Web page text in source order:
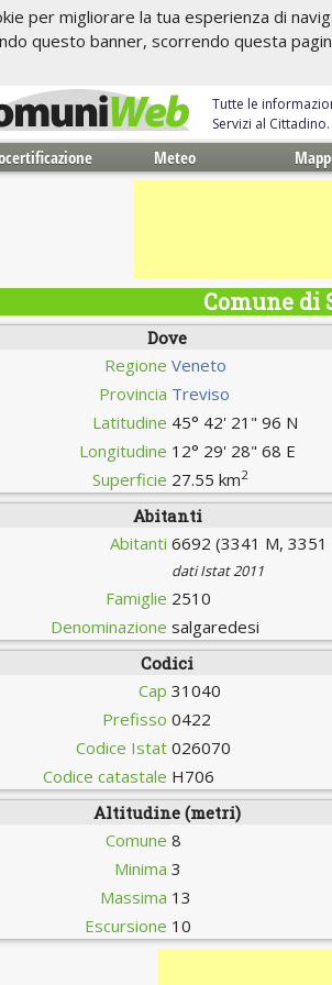
per migliorare la tua esperienza di
questo banner, scorrendo questa
Tutte le
Servizi al
Meteo
Comune di
Dove
Regione Veneto
Provincia Treviso
Latitudine 45° 42' 21" 96 N
Longitudine 12° 29' 28" 68 E
Superficie 27.55 km2
Abitanti
Abitanti 6692 (3341 M, 3351
dati Istat 2011
Famiglie 2510
Denominazione salgaredesi
Codici
Cap 31040
Prefisso 0422
Codice Istat 026070
Codice catastale H706
Altitudine (metri)
Comune 8
Minima 3
Massima 13
Escursione 10